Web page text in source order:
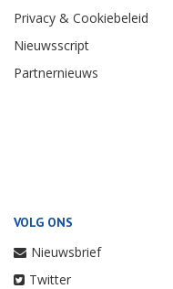
Privacy & Cookiebeleid
Nieuwsscript
Partnernieuws
VOLG ONS
Nieuwsbrief
Twitter